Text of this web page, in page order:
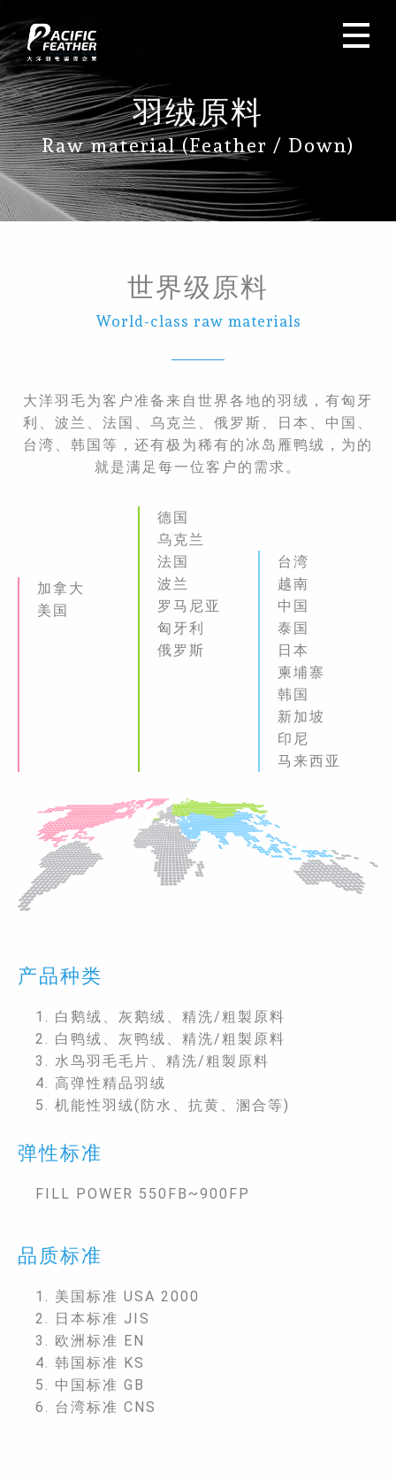
羽绒原料
Raw material (Feather / Down)
世界级原料
World-class raw materials
大洋羽毛为客户准备来自世界各地的羽绒，有匈牙
利、波兰、法国、乌克兰、俄罗斯、日本、中国、
台湾、韩国等，还有极为稀有的冰岛雁鸭绒，为的
就是满足每一位客户的需求。
加拿大
美国
德国
乌克兰
法国
波兰
罗马尼亚
匈牙利
俄罗斯
台湾
越南
中国
泰国
日本
柬埔寨
韩国
新加坡
印尼
马来西亚
产品种类
1. 白鹅绒、灰鹅绒、精洗/粗製原料
2. 白鸭绒、灰鸭绒、精洗/粗製原料
3. 水鸟羽毛毛片、精洗/粗製原料
4. 高弹性精品羽绒
5. 机能性羽绒(防水、抗黄、溷合等)
弹性标准
FILL POWER 550FB~900FP
品质标准
1. 美国标准 USA 2000
2. 日本标准 JIS
3. 欧洲标准 EN
4. 韩国标准 KS
5. 中国标准 GB
6. 台湾标准 CNS